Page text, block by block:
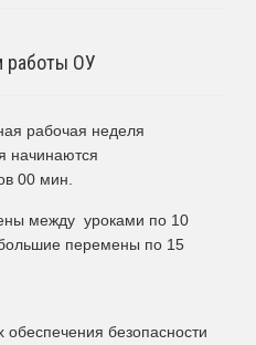
работы ОУ
рабочая неделя
начинаются
00 мин.
между уроками по 10
перемены по 15
обеспечения безопасности